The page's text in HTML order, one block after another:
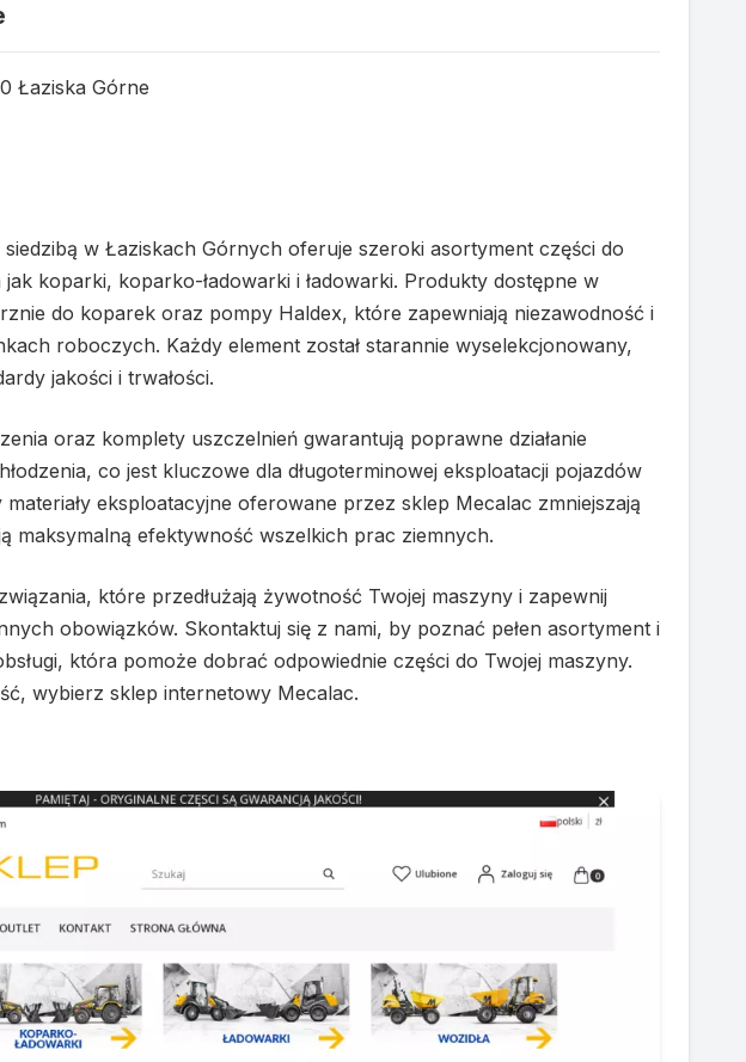
Łaziska Górne
w Łaziskach Górnych oferuje szeroki asortyment części do
koparki, koparko-ładowarki i ładowarki. Produkty dostępne w
do koparek oraz pompy Haldex, które zapewniają niezawodność i
roboczych. Każdy element został starannie wyselekcjonowany,
jakości i trwałości.
oraz komplety uszczelnień gwarantują poprawne działanie
co jest kluczowe dla długoterminowej eksploatacji pojazdów
eksploatacyjne oferowane przez sklep Mecalac zmniejszają
maksymalną efektywność wszelkich prac ziemnych.
które przedłużają żywotność Twojej maszyny i zapewnij
obowiązków. Skontaktuj się z nami, by poznać pełen asortyment i
która pomoże dobrać odpowiednie części do Twojej maszyny.
wybierz sklep internetowy Mecalac.